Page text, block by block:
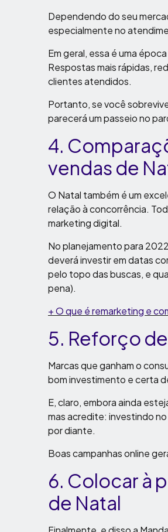
Dependendo do seu
especialmente no
Em geral, essa é uma
Respostas mais rápidas,
clientes atendidos.
Portanto, se você
parecerá um passeio no
4.
vendas de
O Natal também é um
relação à concorrência.
marketing digital.
No planejamento para
deverá investir em datas
pelo topo das buscas, e
pena).
+ O que é remarketing e
5. Reforço
Marcas que ganham o
bom investimento e certa
E, claro, embora ainda
mas acredite: investindo
por diante.
Boas campanhas online
6. Colocar à
de Natal